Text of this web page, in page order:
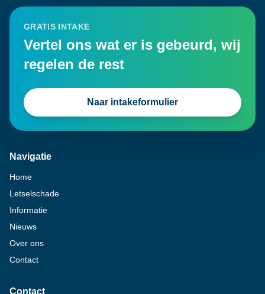
GRATIS INTAKE
Vertel ons wat er is gebeurd, wij
regelen de rest
Naar intakeformulier
Navigatie
Home
Letselschade
Informatie
Nieuws
Over ons
Contact
Contact